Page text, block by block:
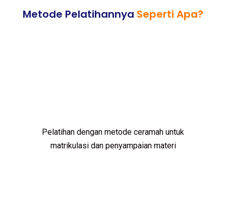
Metode Pelatihannya Seperti Apa?
Pelatihan dengan metode ceramah untuk
matrikulasi dan penyampaian materi